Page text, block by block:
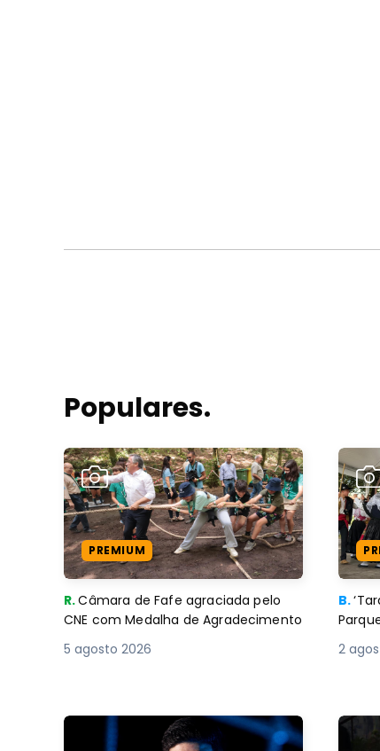
Populares.
PREMIUM
R.Câmara de Fafe agraciada pelo
CNE com Medalha de Agradecimento
5 agosto 2026
B.
2